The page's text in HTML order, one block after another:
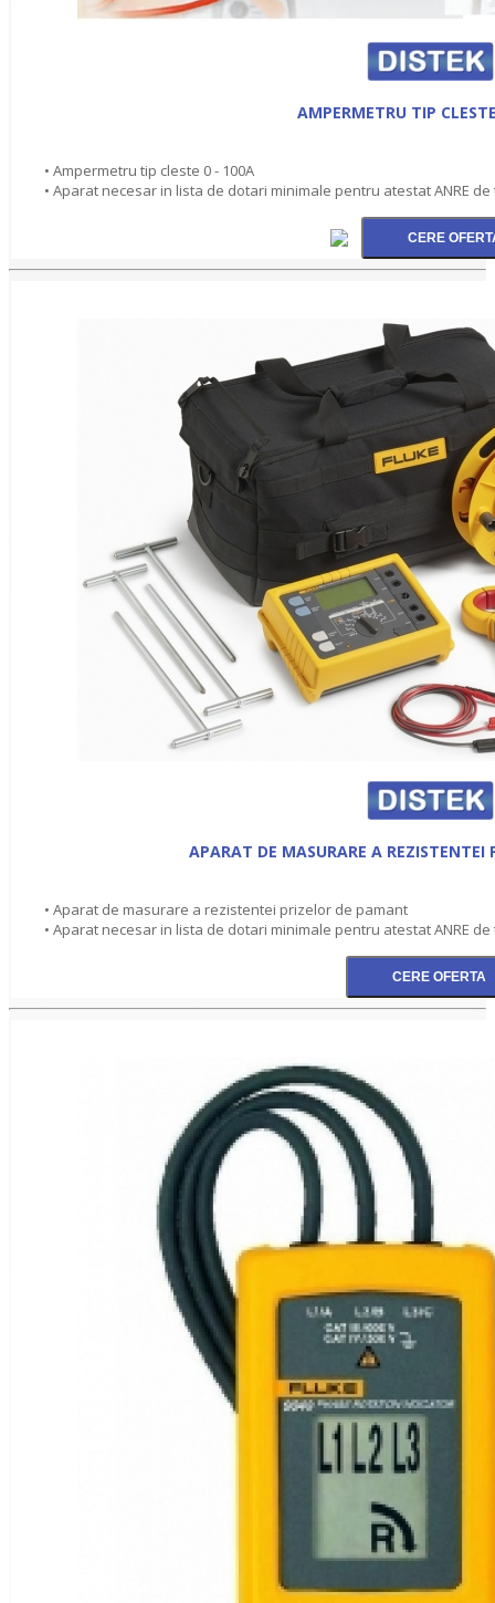
AMPERMETRU TIP
• Ampermetru tip cleste 0 - 100A
• Aparat necesar in lista de dotari minimale pentru atestat ANRE de
APARAT DE MASURARE A REZISTENTEI
• Aparat de masurare a rezistentei prizelor de pamant
• Aparat necesar in lista de dotari minimale pentru atestat ANRE de